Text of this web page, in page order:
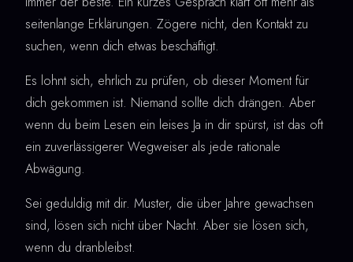
seitenlange Erklärungen. Zögere nicht, den Kontakt zu
suchen, wenn dich etwas beschäftigt.
Es lohnt sich, ehrlich zu prüfen, ob dieser Moment für
dich gekommen ist. Niemand sollte dich drängen. Aber
wenn du beim Lesen ein leises Ja in dir spürst, ist das oft
ein zuverlässigerer Wegweiser als jede rationale
Abwägung.
Sei geduldig mit dir. Muster, die über Jahre gewachsen
sind, lösen sich nicht über Nacht. Aber sie lösen sich,
wenn du dranbleibst.